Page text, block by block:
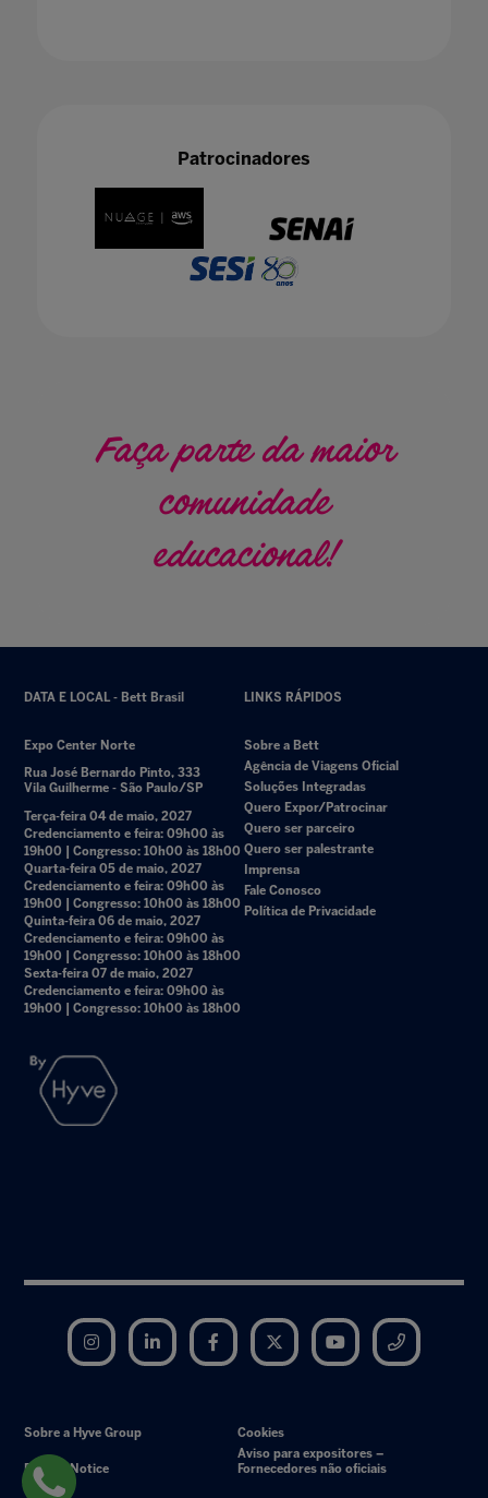
Patrocinadores
Faça parte da maior
comunidade
educacional!
DATA E LOCAL - Bett Brasil
Expo Center Norte
Rua José Bernardo Pinto, 333
Vila Guilherme - São Paulo/SP
Terça-feira 04 de maio, 2027
Credenciamento e feira: 09h00 às
19h00 | Congresso: 10h00 às 18h00
Quarta-feira 05 de maio, 2027
Credenciamento e feira: 09h00 às
19h00 | Congresso: 10h00 às 18h00
Quinta-feira 06 de maio, 2027
Credenciamento e feira: 09h00 às
19h00 | Congresso: 10h00 às 18h00
Sexta-feira 07 de maio, 2027
Credenciamento e feira: 09h00 às
19h00 | Congresso: 10h00 às 18h00
LINKS RÁPIDOS
Sobre a Bett
Agência de Viagens Oficial
Soluções Integradas
Quero Expor/Patrocinar
Quero ser parceiro
Quero ser palestrante
Imprensa
Fale Conosco
Política de Privacidade
Instagram LinkedIn Facebook Twitter YouTube
Sobre a Hyve Group Cookies
Privacy Notice
Aviso para expositores –
Fornecedores não oficiais